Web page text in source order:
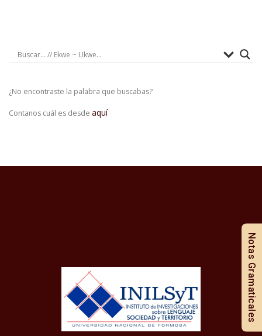
¿No encontraste la palabra que buscabas?
Contanos cuál es desde aquí
Notas Gramaticales